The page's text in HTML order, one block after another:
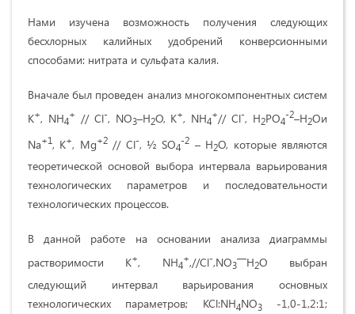
Нами изучена возможность получения следующих
бесхлорных калийных удобрений конверсионными
способами: нитрата и сульфата калия.
Вначале был проведен анализ многокомпонентных систем
K+, NH4
+ // Cl-, NO3–H2O, K+, NH4
+// Cl-, H2PO4
-2–H2Oи
Na+1, K+, Mg+2// Cl-, ½ SO4
-2 – H2O, которые являются
теоретической основой выбора интервала варьирования
технологических параметров и последовательности
технологических процессов.
В данной работе на основании анализа диаграммы
растворимости К+, NH4
+,//Cl-,NO3
—Н2О выбран
следующий интервал варьирования основных
технологических параметров; KCl:NH4NO3-1,0-1,2:1;